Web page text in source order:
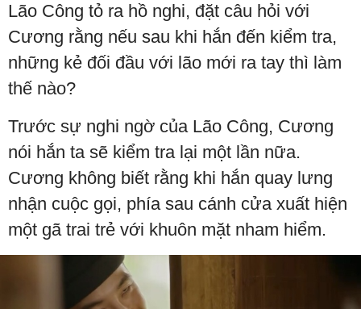
Lão Công tỏ ra hồ nghi, đặt câu hỏi với
Cương rằng nếu sau khi hắn đến kiểm tra,
những kẻ đối đầu với lão mới ra tay thì làm
thế nào?
Trước sự nghi ngờ của Lão Công, Cương
nói hắn ta sẽ kiểm tra lại một lần nữa.
Cương không biết rằng khi hắn quay lưng
nhận cuộc gọi, phía sau cánh cửa xuất hiện
một gã trai trẻ với khuôn mặt nham hiểm.